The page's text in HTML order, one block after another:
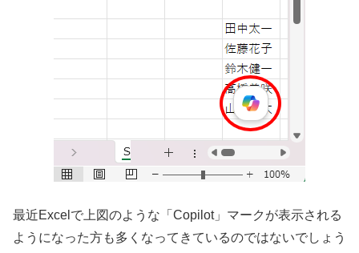
最近Excelで上図のような「Copilot」マークが表示される
ようになった方も多くなってきているのではないでしょう